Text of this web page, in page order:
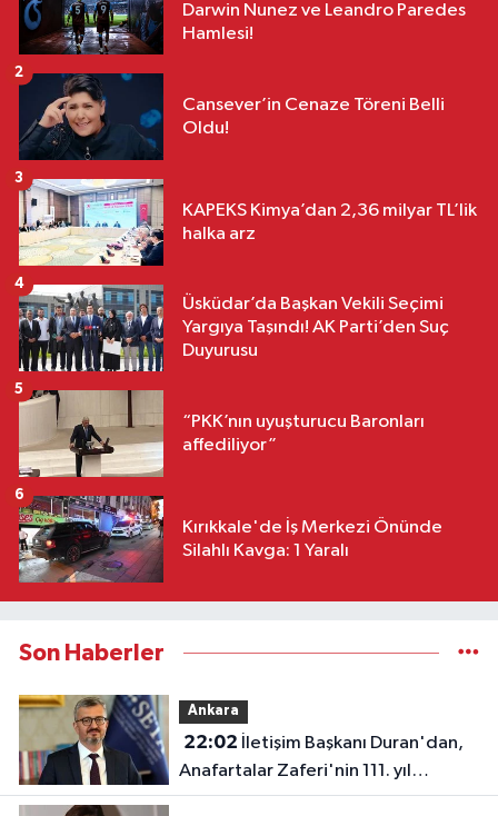
Darwin Nunez ve Leandro Paredes
Hamlesi!
Cansever’in Cenaze Töreni Belli
Oldu!
2
KAPEKS Kimya’dan 2,36 milyar TL’lik
halka arz
3
Üsküdar’da Başkan Vekili Seçimi
Yargıya Taşındı! AK Parti’den Suç
Duyurusu
4
“PKK’nın uyuşturucu Baronları
affediliyor”
5
Kırıkkale'de İş Merkezi Önünde
Silahlı Kavga: 1 Yaralı
6
Son Haberler
Ankara
22:02
Anafartalar Zaferi'nin 111. yıl
dönümü paylaşımı!